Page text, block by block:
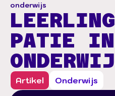
onderwijs
PATIE
Artikel Onderwijs